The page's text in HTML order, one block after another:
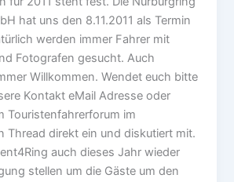
hat uns den 8.11.2011 als Termin
werden immer Fahrer mit
Fotografen gesucht. Auch
Willkommen. Wendet euch bitte
Kontakt eMail Adresse oder
Touristenfahrerforum im
Thread direkt ein und diskutiert mit.
auch dieses Jahr wieder
stellen um die Gäste um den